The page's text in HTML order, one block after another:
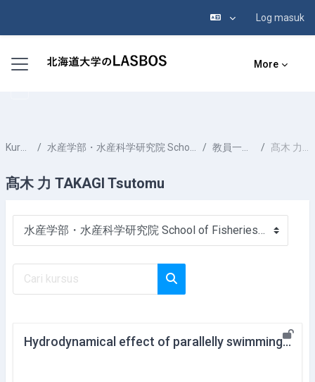
Log masuk
Side panel More
Kursus-kursus 水産学部・水産科学研究院 School of Fisheries Sciences & Faculty of Fisheries Sciences 教員一覧 List of Professors 髙木 力 TAKAGI Tsutomu
髙木 力 TAKAGI Tsutomu
Kategori-kategori Kursus
Cari kursus
Hydrodynamical effect of parallelly swimming fish using computational fluid dynamics method